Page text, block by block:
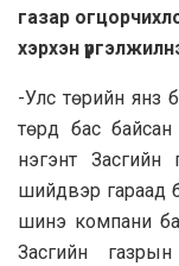
газар
хэрхэн
-Улс төрийн янз
төрд бас
нэгэнт Засгийн
шийдвэр гараад
шинэ компани
Засгийн